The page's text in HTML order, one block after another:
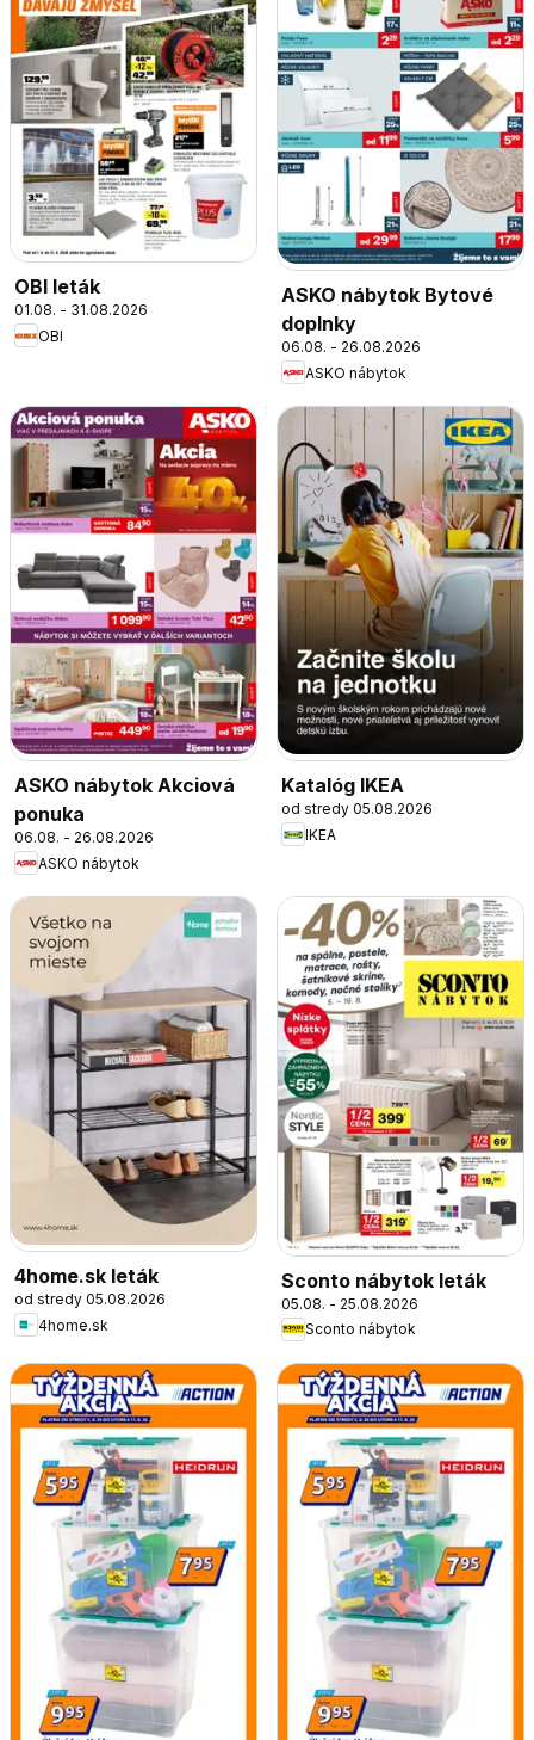
OBI leták
01.08. - 31.08.2026
OBI
ASKO nábytok Bytové
doplnky
06.08. - 26.08.2026
ASKO nábytok
ASKO nábytok Akciová
ponuka
06.08. - 26.08.2026
ASKO nábytok
Katalóg IKEA
od stredy 05.08.2026
IKEA
4home.sk leták
od stredy 05.08.2026
4home.sk
Sconto nábytok leták
05.08. - 25.08.2026
Sconto nábytok